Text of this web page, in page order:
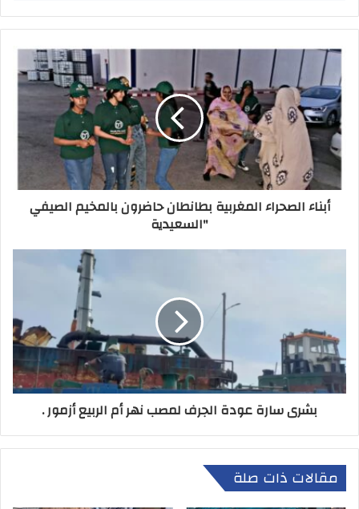
ر
د
ك
ر
أبناء الصحراء المغربية بطانطان حاضرون بالمخيم الصيفي
"السعيدية
بشرى سارة عودة الجرف لمصب نهر أم الربيع أزمور .
مقالات ذات صلة